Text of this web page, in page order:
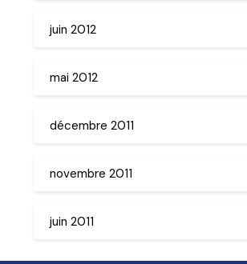
juin 2012
mai 2012
décembre 2011
novembre 2011
juin 2011